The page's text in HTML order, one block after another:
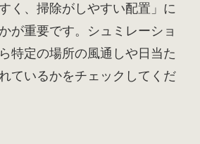
く、掃除がしやすい配置」に
が重要です。シュミレーショ
特定の場所の風通しや日当た
ているかをチェックしてくだ